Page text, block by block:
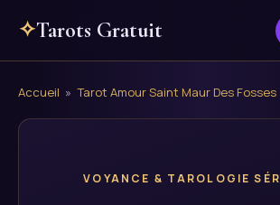
✧Tarots Gratuit
Accueil » Tarot Amour Saint Maur Des Fosses
VOYANCE & TAROLOGIE